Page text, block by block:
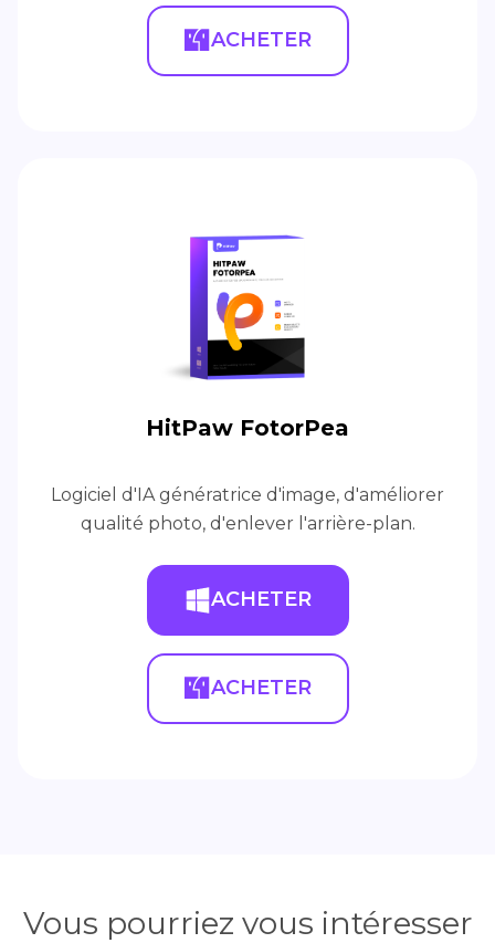
ACHETER
HitPaw FotorPea
Logiciel d'IA génératrice d'image, d'améliorer
qualité photo, d'enlever l'arrière-plan.
ACHETER
ACHETER
Vous pourriez vous intéresser